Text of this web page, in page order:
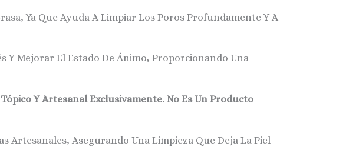
Ya Que Ayuda A Limpiar Los Poros Profundamente Y A
Y Mejorar El Estado De Ánimo, Proporcionando Una
Y Artesanal Exclusivamente. No Es Un Producto
Artesanales, Asegurando Una Limpieza Que Deja La Piel